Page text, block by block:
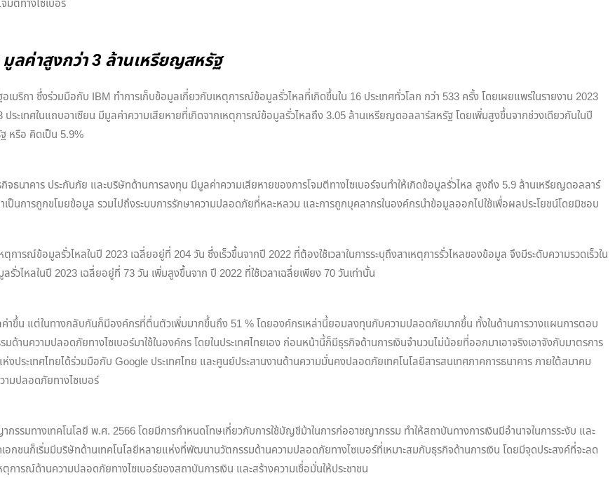
มตีทางไซเบอร์
ลค่าสูงกว่า 3 ล้านเหรียญสหรัฐ
กา ซึ่งร่วมมือกับ IBM ทำการเก็บข้อมูลเกี่ยวกับเหตุการณ์ข้อมูลรั่วไหลที่เกิดขึ้นใน 16 ประเทศทั่วโลก กว่า 533 ครั้ง โดยเผยแพร่ในรายงาน 2023
ะเทศในแถบอาเซียน มีมูลค่าความเสียหายที่เกิดจากเหตุการณ์ข้อมูลรั่วไหลถึง 3.05 ล้านเหรียญดอลลาร์สหรัฐ โดยเพิ่มสูงขึ้นจากช่วงเดียวกันในปี
หรือ คิดเป็น 5.9%
ธนาคาร ประกันภัย และบริษัทด้านการลงทุน มีมูลค่าความเสียหายของการโจมตีทางไซเบอร์จนทำให้เกิดข้อมูลรั่วไหล สูงถึง 5.9 ล้านเหรียญดอลลาร์
ป็นการถูกขโมยข้อมูล รวมไปถึงระบบการรักษาความปลอดภัยที่หละหลวม และการถูกบุคลากรในองค์กรนำข้อมูลออกไปใช้เพื่อผลประโยชน์โดยมิชอบ
ารณ์ข้อมูลรั่วไหลในปี 2023 เฉลี่ยอยู่ที่ 204 วัน ซึ่งเร็วขึ้นจากปี 2022 ที่ต้องใช้เวลาในการระบุถึงสาเหตุการรั่วไหลของข้อมูล จึงมีระดับความรวดเร็วใน
ไหลในปี 2023 เฉลี่ยอยู่ที่ 73 วัน เพิ่มสูงขึ้นจาก ปี 2022 ที่ใช้เวลาเฉลี่ยเพียง 70 วันเท่านั้น
ขึ้น แต่ในทางกลับกันก็มีองค์กรที่ตื่นตัวเพิ่มมากขึ้นถึง 51 % โดยองค์กรเหล่านี้ยอมลงทุนกับความปลอดภัยมากขึ้น ทั้งในด้านการวางแผนการตอบ
นความปลอดภัยทางไซเบอร์มาใช้ในองค์กร โดยในประเทศไทยเอง ก่อนหน้านี้ก็มีธุรกิจด้านการเงินจำนวนไม่น้อยที่ออกมาเอาจริงเอาจังกับมาตรการ
ประเทศไทยได้ร่วมมือกับ Google ประเทศไทย และศูนย์ประสานงานด้านความมั่นคงปลอดภัยเทคโนโลยีสารสนเทศภาคการธนาคาร ภายใต้สมาคม
มปลอดภัยทางไซเบอร์
รมทางเทคโนโลยี พ.ศ. 2566 โดยมีการกำหนดโทษเกี่ยวกับการใช้บัญชีม้าในการก่ออาชญากรรม ทำให้สถาบันทางการเงินมีอำนาจในการระงับ และ
กชนก็เริ่มมีบริษัทด้านเทคโนโลยีหลายแห่งที่พัฒนานวัตกรรมด้านความปลอดภัยทางไซเบอร์ที่เหมาะสมกับธุรกิจด้านการเงิน โดยมีจุดประสงค์ที่จะลด
รณ์ด้านความปลอดภัยทางไซเบอร์ของสถาบันการเงิน และสร้างความเชื่อมั่นให้ประชาชน